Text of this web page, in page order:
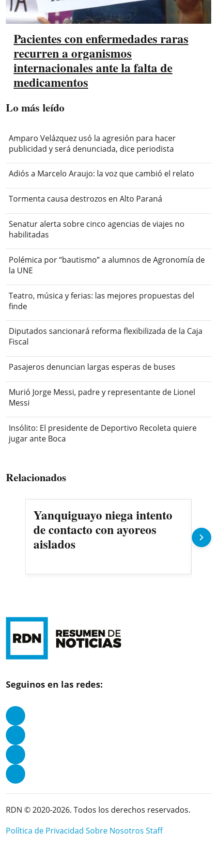
Pacientes con enfermedades raras
recurren a organismos
internacionales ante la falta de
medicamentos
Lo más leído
Amparo Velázquez usó la agresión para hacer
publicidad y será denunciada, dice periodista
Adiós a Marcelo Araujo: la voz que cambió el relato
Tormenta causa destrozos en Alto Paraná
Senatur alerta sobre cinco agencias de viajes no
habilitadas
Polémica por “bautismo” a alumnos de Agronomía de
la UNE
Teatro, música y ferias: las mejores propuestas del
finde
Diputados sancionará reforma flexibilizada de la Caja
Fiscal
Pasajeros denuncian largas esperas de buses
Murió Jorge Messi, padre y representante de Lionel
Messi
Insólito: El presidente de Deportivo Recoleta quiere
jugar ante Boca
Relacionados
Yanquiguayo niega intento
de contacto con ayoreos
aislados
Seguinos en las redes:
RDN © 2020-2026. Todos los derechos reservados.
Política de Privacidad Sobre Nosotros Staff